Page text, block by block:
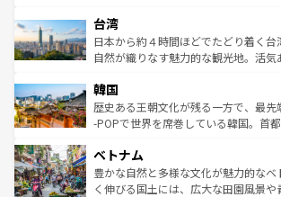
情報は
人々、おいしいローカルフードやハワ
ク、伝統的なフラダンスなど、すべて
っている。訪れるたびに新しい発見と
はコンテンツ一覧
リアリーフや大陸中央部にそびえるウ
ク）、タスマニアの美しい原生林やケ
ど、見どころがたくさん。また、カフ
いる。アクティビティも充実しており
ビング、ハイキングなど、アウトドア
い。オーストラリアの多彩な魅力を存
参照してほしい。
台湾
日本から約４時間ほどでたどり着く台
自然が織りなす魅力的な観光地。活気
ン）、静ひつな山岳地帯である台湾東
と山間の静けさが共存しており、訪れ
驚きをもたらしてくれる。また、奥深
容にもいいと評判のスイーツなど、バ
が味わえる。 なお、新着の台湾情報は
照してほしい。
韓国
歴史ある王朝文化が残る一方で、最
-POPで世界を席巻している韓国。首
き、地方に足を延ばせば四季折々の自
できる。そして、キムチや焼肉、絶品
まで、さまざまな韓国料理が待ってい
ベトナム
豊かな自然と多様な文化が魅力的な
く伸びる国土には、広大な田園風景や